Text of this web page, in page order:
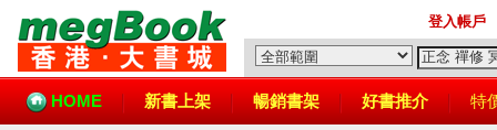
登入帳戶
HOME 新書上架 暢銷書架 好書推介 特